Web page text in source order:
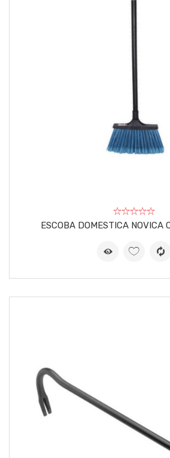
ESCOBA DOMESTICA NOVICA